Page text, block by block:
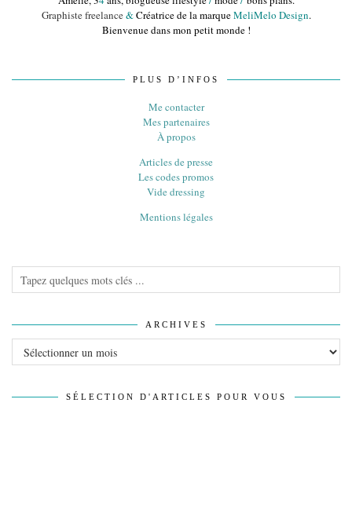
Graphiste freelance&Créatrice de la marqueMeliMelo Design.
Bienvenue dans mon petit monde !
PLUS D’INFOS
Me contacter
Mes partenaires
À propos
Articles de presse
Les codes promos
Vide dressing
Mentions légales
ARCHIVES
SÉLECTION D'ARTICLES POUR VOUS